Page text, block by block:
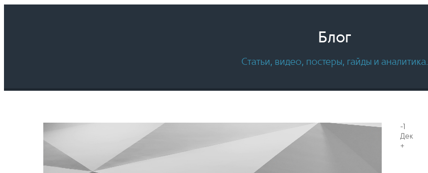
Блог
Статьи, видео, постеры, гайды и аналитика.
-1
Дек
+